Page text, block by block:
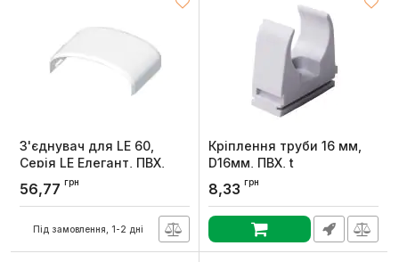
З'єднувач для LE 60,
Серія LЕ Елегант, ПВХ,
Артикул:
56,77 грн
Під замовлення, 1-2 дні
Кріплення труби 16 мм,
D16мм, ПВХ, t
застосування -25+60 °с,
світло-сіра, Упаковка 10
шт, KOPOS
5316E_KB
8,33 грн